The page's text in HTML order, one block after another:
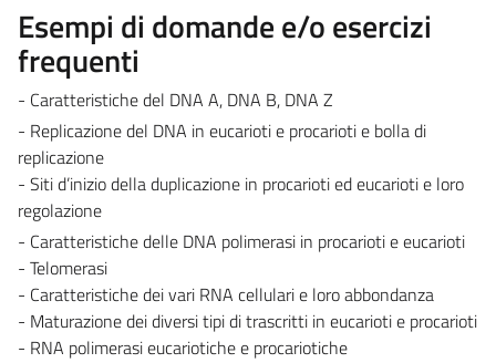
Esempi di domande e/o esercizi
frequenti
- Caratteristiche del DNA A, DNA B, DNA Z
- Replicazione del DNA in eucarioti e procarioti e bolla di
replicazione
- Siti d’inizio della duplicazione in procarioti ed eucarioti e loro
regolazione
- Caratteristiche delle DNA polimerasi in procarioti e eucarioti
- Telomerasi
- Caratteristiche dei vari RNA cellulari e loro abbondanza
- Maturazione dei diversi tipi di trascritti in eucarioti e procarioti
- RNA polimerasi eucariotiche e procariotiche